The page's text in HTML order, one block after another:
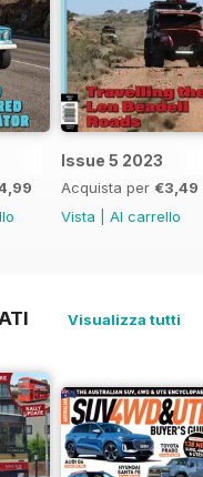
Issue 5 2023
Acquista per €3,49
Vista
Al carrello
Visualizza tutti